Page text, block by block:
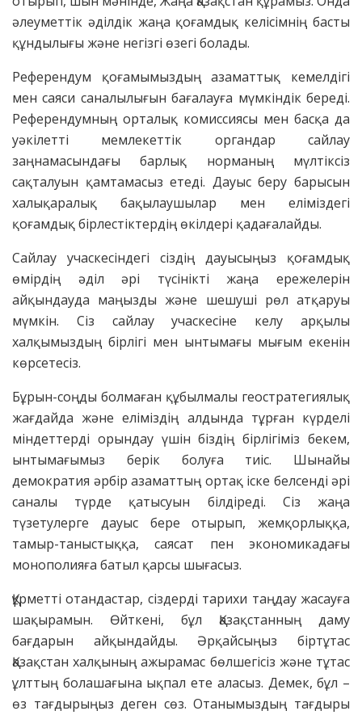
әлеуметтік әділдік жаңа қоғамдық келісімнің басты
құндылығы және негізгі өзегі болады.
Референдум қоғамымыздың азаматтық кемелдігі
мен саяси саналылығын бағалауға мүмкіндік береді.
Референдумның орталық комиссиясы мен басқа да
уәкілетті мемлекеттік органдар сайлау
заңнамасындағы барлық норманың мүлтіксіз
сақталуын қамтамасыз етеді. Дауыс беру барысын
халықаралық бақылаушылар мен еліміздегі
қоғамдық бірлестіктердің өкілдері қадағалайды.
Сайлау учаскесіндегі сіздің дауысыңыз қоғамдық
өмірдің әділ әрі түсінікті жаңа ережелерін
айқындауда маңызды және шешуші рөл атқаруы
мүмкін. Сіз сайлау учаскесіне келу арқылы
халқымыздың бірлігі мен ынтымағы мығым екенін
көрсетесіз.
Бұрын-соңды болмаған құбылмалы геостратегиялық
жағдайда және еліміздің алдында тұрған күрделі
міндеттерді орындау үшін біздің бірлігіміз бекем,
ынтымағымыз берік болуға тиіс. Шынайы
демократия әрбір азаматтың ортақ іске белсенді әрі
саналы түрде қатысуын білдіреді. Сіз жаңа
түзетулерге дауыс бере отырып, жемқорлыққа,
тамыр-таныстыққа, саясат пен экономикадағы
монополияға батыл қарсы шығасыз.
Құрметті отандастар, сіздерді тарихи таңдау жасауға
шақырамын. Өйткені, бұл Қазақстанның даму
бағдарын айқындайды. Әрқайсыңыз біртұтас
Қазақстан халқының ажырамас бөлшегісіз және тұтас
ұлттың болашағына ықпал ете аласыз. Демек, бұл –
өз тағдырыңыз деген сөз. Отанымыздың тағдыры